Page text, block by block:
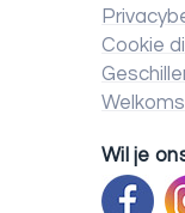
Cookie
Wil je